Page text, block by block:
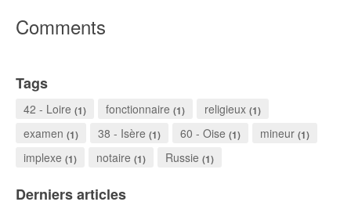
Comments
Tags
42 - Loire (1) fonctionnaire (1) religieux (1)
examen (1) 38 - Isère (1) 60 - Oise (1) mineur (1)
implexe (1) notaire (1) Russie (1)
Derniers articles